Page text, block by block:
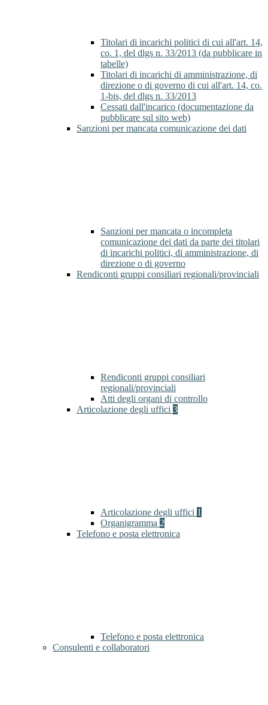
Titolari di incarichi politici di cui all'art. 14,
co. 1, del dlgs n. 33/2013 (da pubblicare in
tabelle)
Titolari di incarichi di amministrazione, di
direzione o di governo di cui all'art. 14, co.
1-bis, del dlgs n. 33/2013
Cessati dall'incarico (documentazione da
pubblicare sul sito web)
Sanzioni per mancata comunicazione dei dati
Sanzioni per mancata o incompleta
comunicazione dei dati da parte dei titolari
di incarichi politici, di amministrazione, di
direzione o di governo
Rendiconti gruppi consiliari regionali/provinciali
Rendiconti gruppi consiliari
regionali/provinciali
Atti degli organi di controllo
Articolazione degli uffici 3
Articolazione degli uffici 1
Organigramma 2
Telefono e posta elettronica
Telefono e posta elettronica
Consulenti e collaboratori